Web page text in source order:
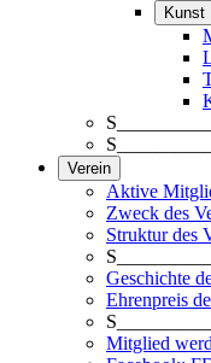
Kunst
Verein
Aktive
Zweck des
Struktur des
Geschichte
Ehrenpreis
Mitglied